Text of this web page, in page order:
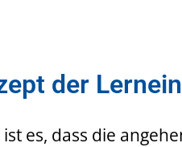
der
ist es, dass die